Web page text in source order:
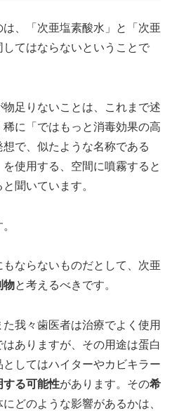
、「次亜塩素酸水」と「次亜
てはならないということで
足りないことは、これまで述
に「ではもっと消毒効果の高
で、似たような名称である
を使用する、空間に噴霧すると
聞いています。
ならないものだとして、次亜
物と考えるべきです。
我々歯医者は治療でよく使用
ありますが、その用途は蛋白
してはハイターやカビキラー
する可能性があります。その希
どのような影響があるかは、